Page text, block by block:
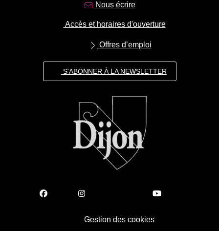
Nous écrire
Accès et horaires d'ouverture
Offres d’emploi
S'ABONNER À LA NEWSLETTER
Gestion des cookies